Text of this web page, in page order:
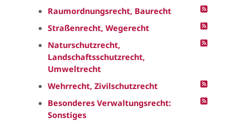
Raumordnungsrecht, Baurecht
Straßenrecht, Wegerecht
Naturschutzrecht,
Landschaftsschutzrecht,
Umweltrecht
Wehrrecht, Zivilschutzrecht
Besonderes Verwaltungsrecht:
Sonstiges